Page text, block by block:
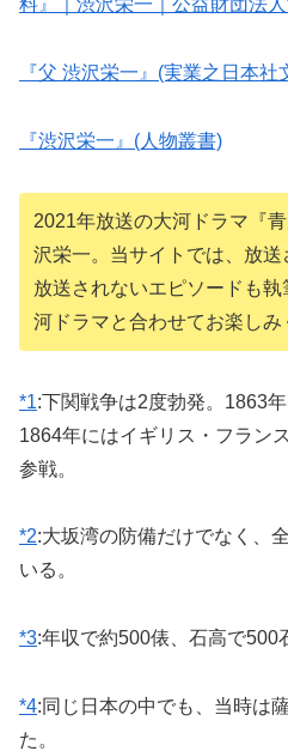
料』｜渋沢栄一｜公益財団法
『父 渋沢栄一』(実業之日本社
『渋沢栄一』(人物叢書)
2021年放送の大河ドラマ『
沢栄一。当サイトでは、放送
放送されないエピソードも
河ドラマと合わせてお楽しみ
*1:下関戦争は2度勃発。1863
1864年にはイギリス・フラン
参戦。
*2:大坂湾の防備だけでなく、
いる。
*3:年収で約500俵、石高で500
*4:同じ日本の中でも、当時は
た。